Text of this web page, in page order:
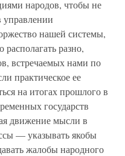
народов, чтобы не
управлении
нашей системы,
разно,
встречаемых нами по
практическое ее
на итогах прошлого в
государств
движение мысли в
— указывать якобы
жалобы народного